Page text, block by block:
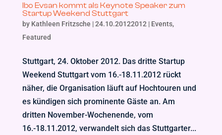
Ibo Evsan kommt als Keynote Speaker zum
Startup Weekend Stuttgart
by Kathleen Fritzsche |24.10.20122012 | Events,
Featured
Stuttgart, 24. Oktober 2012. Das dritte Startup
Weekend Stuttgart vom 16.-18.11.2012 rückt
näher, die Organisation läuft auf Hochtouren und
es kündigen sich prominente Gäste an. Am
dritten November-Wochenende, vom
16.-18.11.2012, verwandelt sich das Stuttgarter...